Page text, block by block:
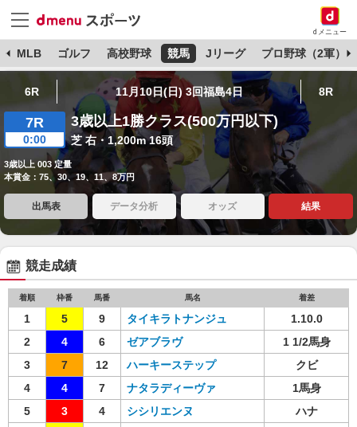
dメニュー
MLB ゴルフ 高校野球 競馬 Jリーグ プロ野球（2軍）
6R 11月10日(日) 3回福島4日 8R
7R
0:00
3歳以上1勝クラス(500万円以下)
芝 右・1,200m 16頭
3歳以上 003 定量
本賞金：75、30、19、11、8万円
出馬表 データ分析 オッズ 結果
競走成績
着順 枠番 馬番 馬名 着差
1 5 9 タイキラトナンジュ
1.10.0
2
4 6 ゼアブラヴ
1 1/2馬身
3
7 12 ハーキーステップ
クビ
4
4 7 ナタラディーヴァ
1馬身
5
3 4 シシリエンヌ
ハナ